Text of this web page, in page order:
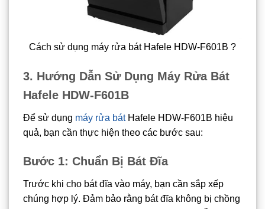
Cách sử dụng máy rửa bát Hafele HDW-F601B ?
3. Hướng Dẫn Sử Dụng Máy Rửa Bát
Hafele HDW-F601B
Để sử dụng máy rửa bátHafele HDW-F601B hiệu
quả, bạn cần thực hiện theo các bước sau:
Bước 1: Chuẩn Bị Bát Đĩa
Trước khi cho bát đĩa vào máy, bạn cần sắp xếp
chúng hợp lý. Đảm bảo rằng bát đĩa không bị chồng